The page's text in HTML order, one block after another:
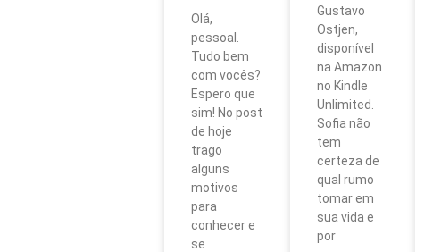
Olá,
pessoal.
Tudo bem
com vocês?
Espero que
sim! No post
de hoje
trago
alguns
motivos
para
conhecer e
se
Gustavo
Ostjen,
disponível
na Amazon
no Kindle
Unlimited.
Sofia não
tem
certeza de
qual rumo
tomar em
sua vida e
por